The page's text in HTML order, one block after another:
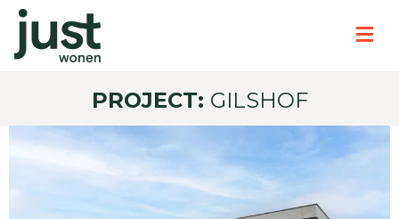
PROJECT: GILSHOF